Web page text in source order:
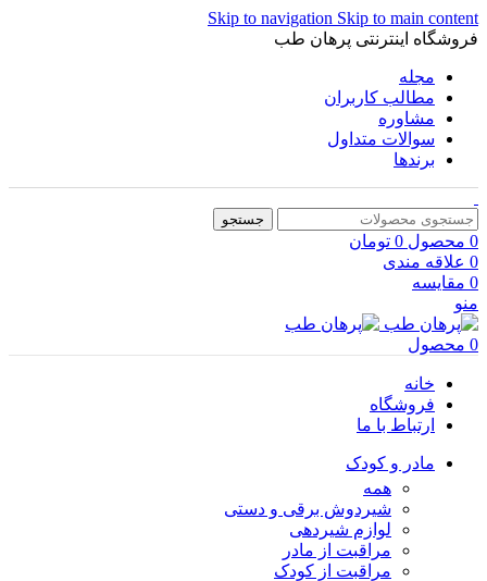
Skip to navigation Skip to main content
فروشگاه اینترنتی پرهان طب
مجله
مطالب کاربران
مشاوره
سوالات متداول
برندها
جستجو
0 محصول 0 تومان
0 علاقه مندی
0 مقایسه
منو
0 محصول
خانه
فروشگاه
ارتباط با ما
مادر و کودک
همه
شیردوش برقی و دستی
لوازم شیردهی
مراقبت از مادر
مراقبت از کودک